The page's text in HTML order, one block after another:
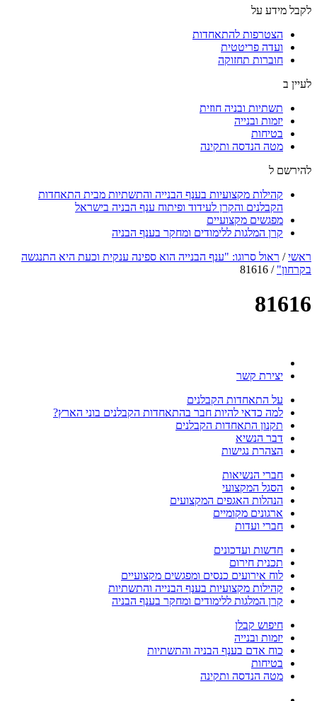
לקבל מידע על
הצטרפות להתאחדות
ועדה פריטטית
חוברות תחזוקה
לעיין ב
תשתיות ובניה חוזית
יזמות ובנייה
בטיחות
מטה הנדסה ותקינה
להירשם ל
קהילות מקצועיות בענף הבנייה והתשתיות מבית התאחדות
הקבלנים והקרן לעידוד ופיתוח ענף הבניה בישראל
מפגשים מקצועיים
קרן המלגות ללימודים ומחקר בענף הבניה
ראשי/ ראול סרוגו: "ענף הבנייה הוא ספינה ענקית וכעת היא התנגשה
בקרחון" /
81616
81616
יצירת קשר
על התאחדות הקבלנים
למה כדאי להיות חבר בהתאחדות הקבלנים בוני הארץ?
תקנון התאחדות הקבלנים
דבר הנשיא
הצהרת נגישות
חברי הנשיאות
הסגל המקצועי
הנהלות האגפים המקצועים
ארגונים מקומיים
חברי ועדות
חדשות ועדכונים
תכנית חירום
לוח אירועים כנסים ומפגשים מקצועיים
קהילות מקצועיות בענף הבנייה והתשתיות
קרן המלגות ללימודים ומחקר בענף הבניה
חיפוש קבלן
יזמות ובנייה
כוח אדם בענף הבניה והתשתיות
בטיחות
מטה הנדסה ותקינה